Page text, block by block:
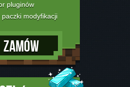
pluginów
paczki modyfikacji
Zamów